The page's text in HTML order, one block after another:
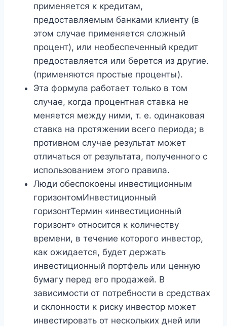
применяется к кредитам,
предоставляемым банками клиенту (в
этом случае применяется сложный
процент), или необеспеченный кредит
предоставляется или берется из другие.
(применяются простые проценты).
Эта формула работает только в том
случае, когда процентная ставка не
меняется между ними, т. е. одинаковая
ставка на протяжении всего периода; в
противном случае результат может
отличаться от результата, полученного с
использованием этого правила.
Люди обеспокоены инвестиционным
горизонтомИнвестиционный
горизонтТермин «инвестиционный
горизонт» относится к количеству
времени, в течение которого инвестор,
как ожидается, будет держать
инвестиционный портфель или ценную
бумагу перед его продажей. В
зависимости от потребности в средствах
и склонности к риску инвестор может
инвестировать от нескольких дней или